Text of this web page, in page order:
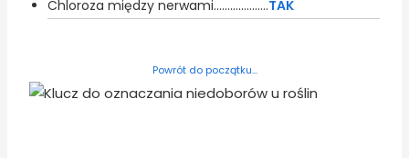
Chloroza między nerwami....................TAK
Powrót do początku...